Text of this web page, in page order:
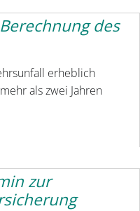
des
erheblich
als zwei Jahren
zur